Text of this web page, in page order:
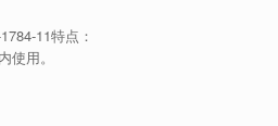
11特点：
用。